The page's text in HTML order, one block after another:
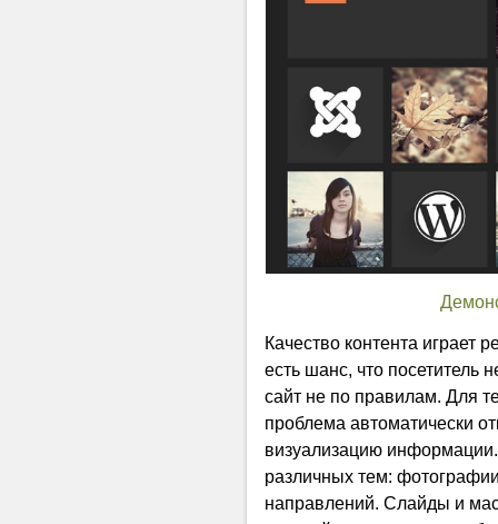
Качество контента играет
есть шанс, что посетитель
сайт не по правилам. Для
проблема автоматически
визуализацию
различных тем:
направлений. Слайды и